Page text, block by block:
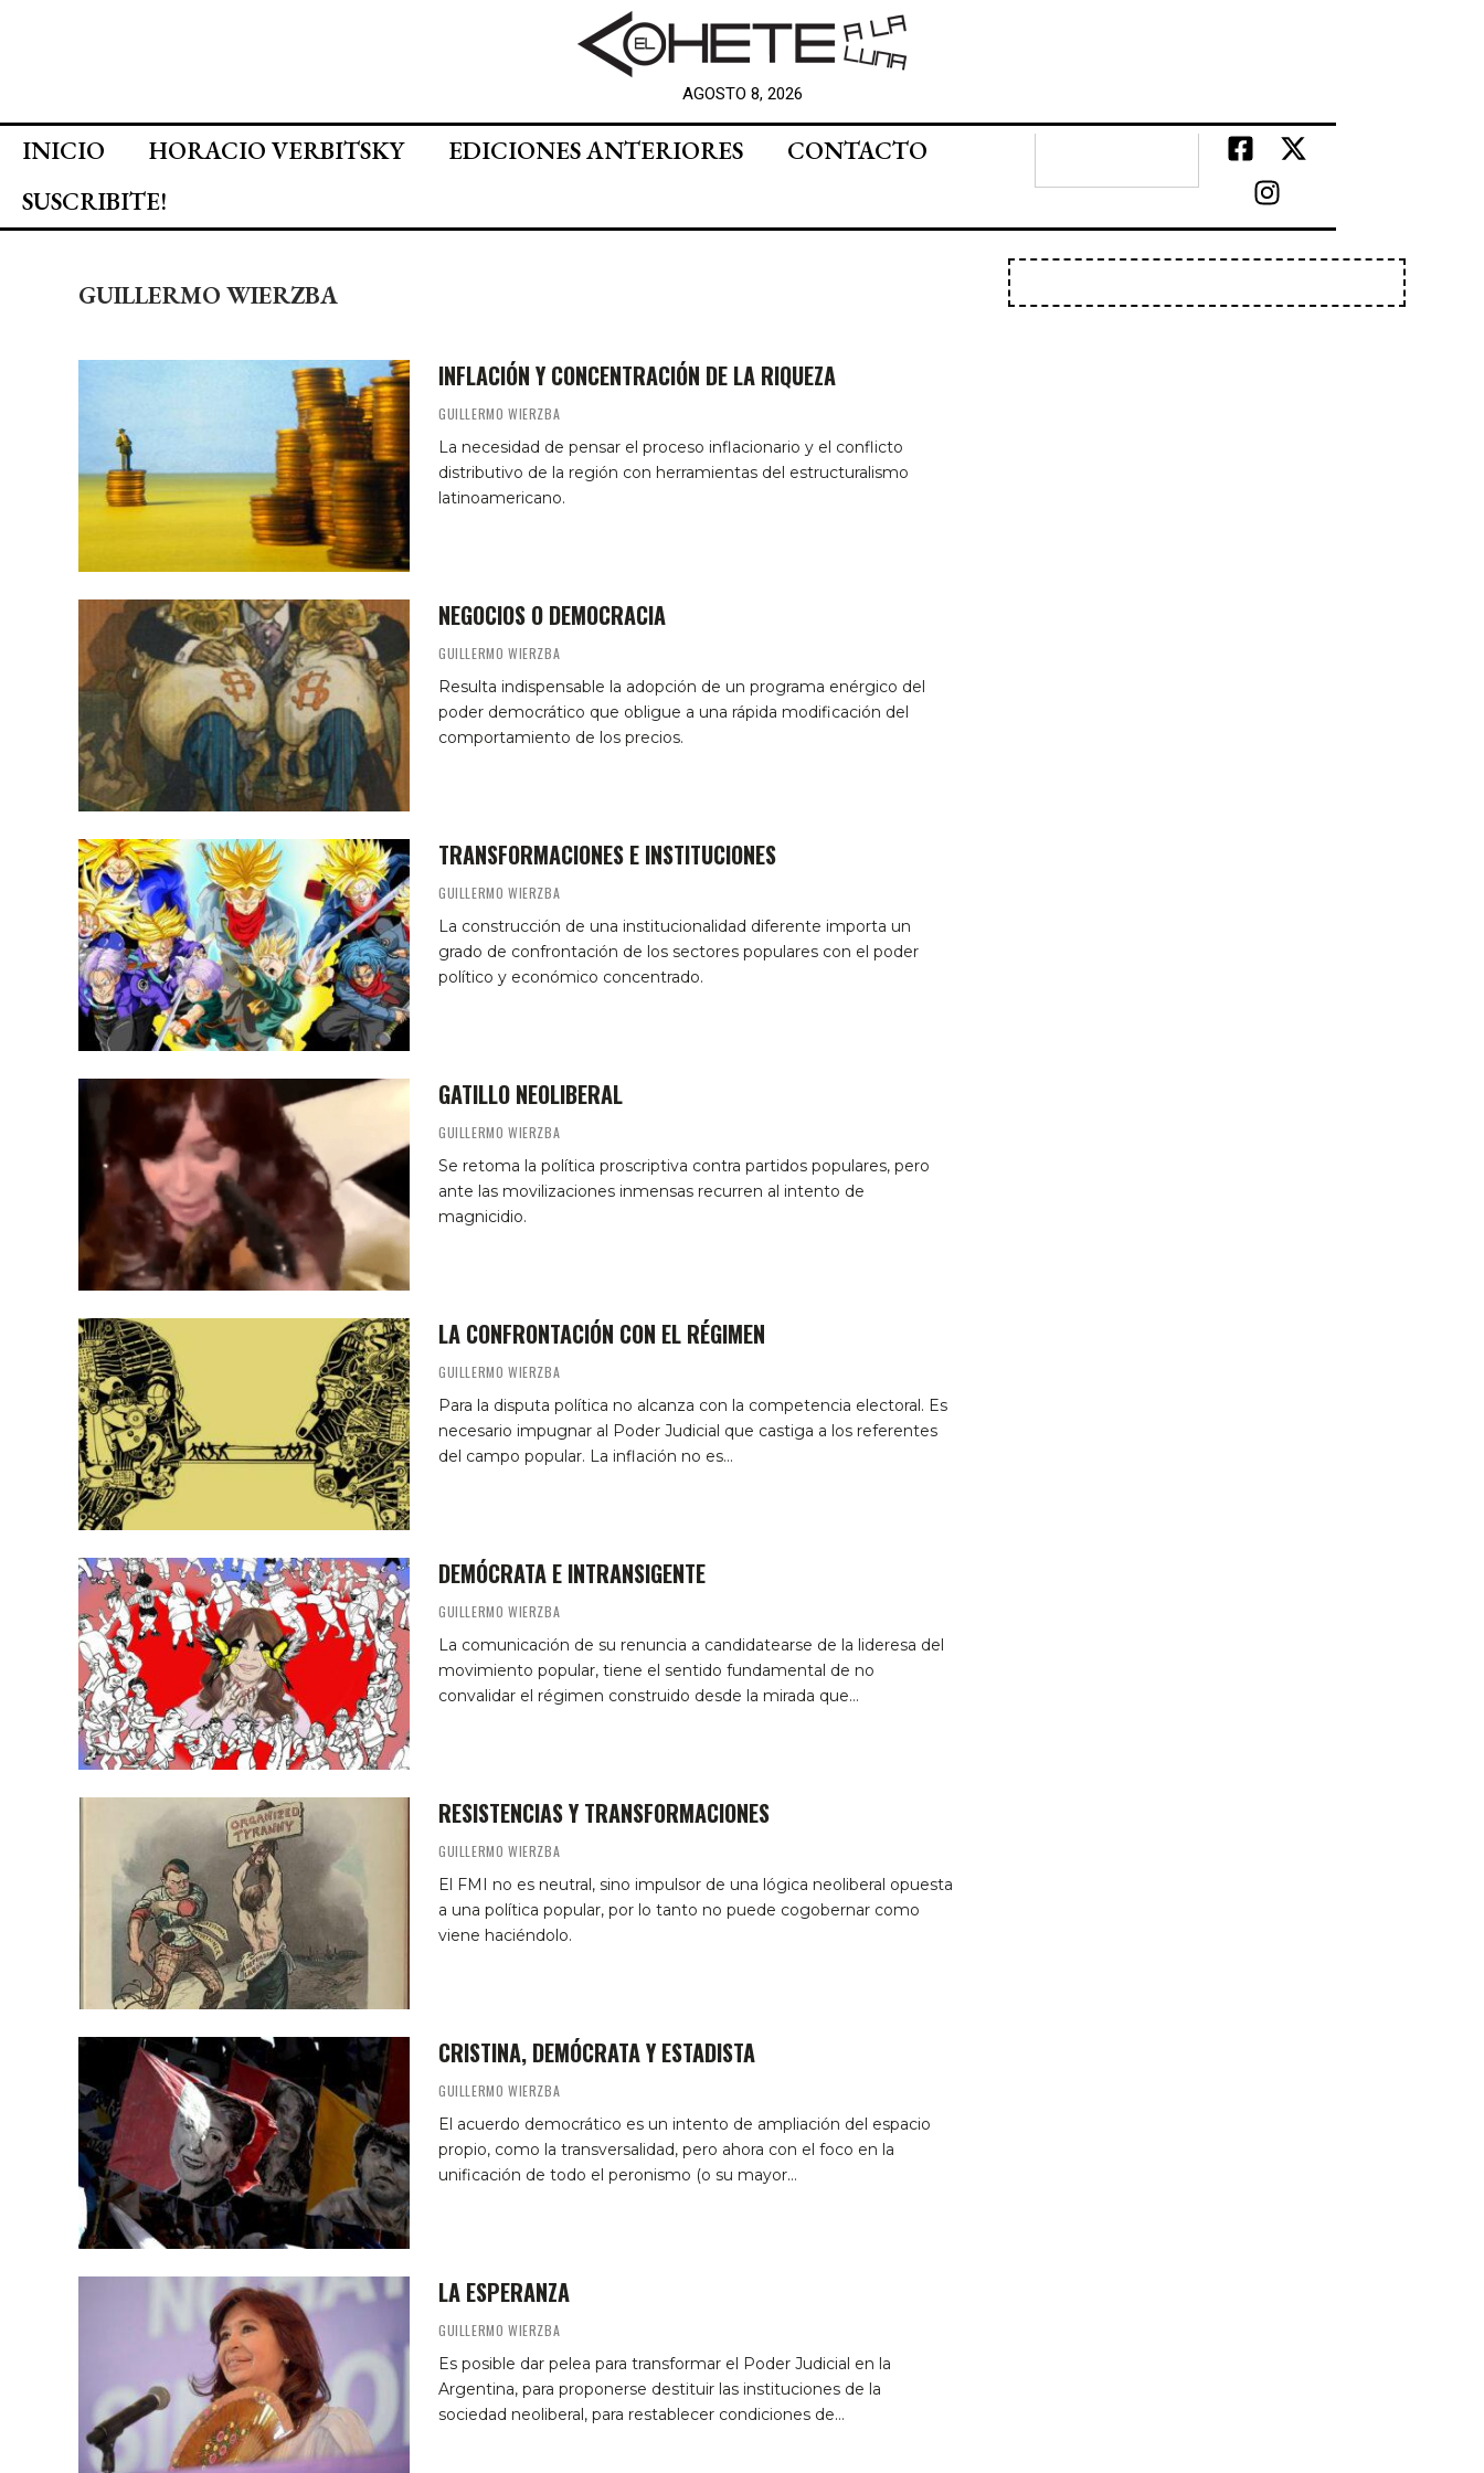
AGOSTO 8, 2026
INICIO HORACIO VERBITSKY EDICIONES ANTERIORES
CONTACTO
SUSCRIBITE!
GUILLERMO WIERZBA
INFLACIÓN Y CONCENTRACIÓN DE LA RIQUEZA
GUILLERMO WIERZBA
La necesidad de pensar el proceso inflacionario y el conflicto
distributivo de la región con herramientas del estructuralismo
latinoamericano.
NEGOCIOS O DEMOCRACIA
GUILLERMO WIERZBA
Resulta indispensable la adopción de un programa enérgico del
poder democrático que obligue a una rápida modificación del
comportamiento de los precios.
TRANSFORMACIONES E INSTITUCIONES
GUILLERMO WIERZBA
La construcción de una institucionalidad diferente importa un
grado de confrontación de los sectores populares con el poder
político y económico concentrado.
GATILLO NEOLIBERAL
GUILLERMO WIERZBA
Se retoma la política proscriptiva contra partidos populares, pero
ante las movilizaciones inmensas recurren al intento de
magnicidio.
LA CONFRONTACIÓN CON EL RÉGIMEN
GUILLERMO WIERZBA
Para la disputa política no alcanza con la competencia electoral. Es
necesario impugnar al Poder Judicial que castiga a los referentes
del campo popular. La inflación no es…
DEMÓCRATA E INTRANSIGENTE
GUILLERMO WIERZBA
La comunicación de su renuncia a candidatearse de la lideresa del
movimiento popular, tiene el sentido fundamental de no
convalidar el régimen construido desde la mirada que…
RESISTENCIAS Y TRANSFORMACIONES
GUILLERMO WIERZBA
El FMI no es neutral, sino impulsor de una lógica neoliberal opuesta
a una política popular, por lo tanto no puede cogobernar como
viene haciéndolo.
CRISTINA, DEMÓCRATA Y ESTADISTA
GUILLERMO WIERZBA
El acuerdo democrático es un intento de ampliación del espacio
propio, como la transversalidad, pero ahora con el foco en la
unificación de todo el peronismo (o su mayor…
LA ESPERANZA
GUILLERMO WIERZBA
Es posible dar pelea para transformar el Poder Judicial en la
Argentina, para proponerse destituir las instituciones de la
sociedad neoliberal, para restablecer condiciones de…